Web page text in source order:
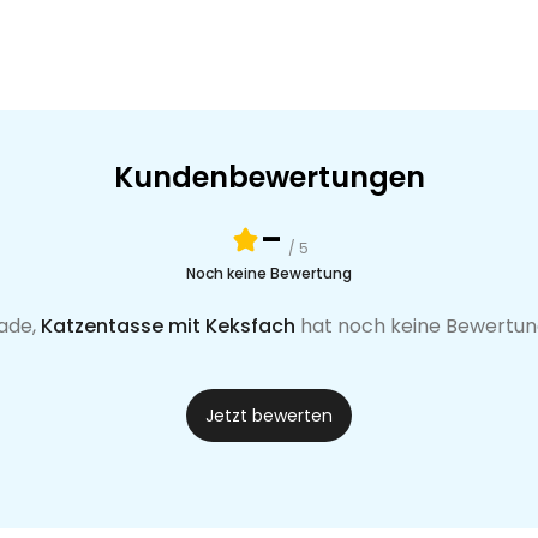
Kundenbewertungen
- / 5
Noch keine Bewertung
Katzentasse mit Keksfach hat noch keine
Jetzt bewerten